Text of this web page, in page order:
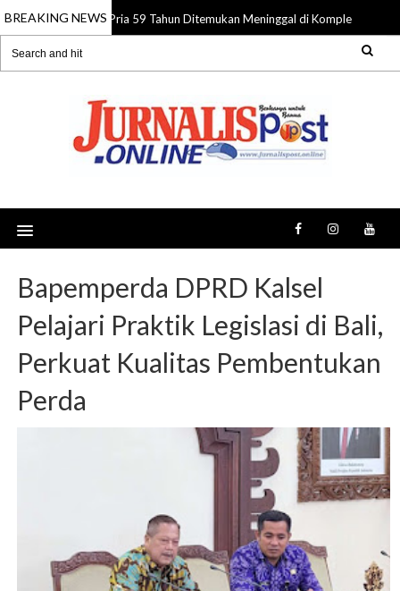
BREAKING NEWS
08 Aug 2026 Pria 59 Tahun Ditemukan Meninggal di Komplek Pasar
Bapemperda DPRD Kalsel
Pelajari Praktik Legislasi di Bali,
Perkuat Kualitas Pembentukan
Perda